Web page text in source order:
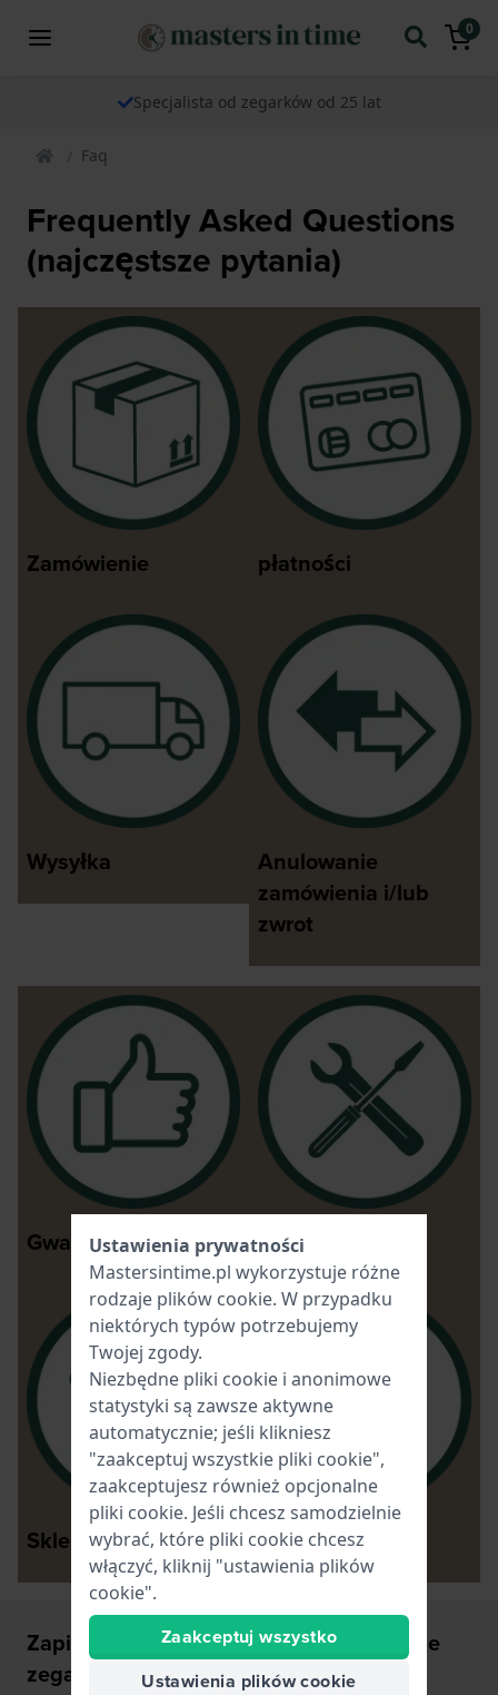
0
Specjalista od zegarków od 25 lat
Faq
Frequently Asked Questions
(najczęstsze pytania)
Zamówienie płatności
Wysyłka
Anulowanie
zamówienia i/lub
zwrot
Gwarancje Naprawy
Sklepy Informacje
Zapisz się i otrzymaj 5 % rabatu na swoje
zegarki!
Ustawienia prywatności
Mastersintime.pl wykorzystuje różne
rodzaje plików cookie. W przypadku
niektórych typów potrzebujemy
Twojej zgody.
Niezbędne pliki cookie i anonimowe
statystyki są zawsze aktywne
automatycznie; jeśli klikniesz
"zaakceptuj wszystkie pliki cookie",
zaakceptujesz również opcjonalne
pliki cookie. Jeśli chcesz samodzielnie
wybrać, które pliki cookie chcesz
włączyć, kliknij "ustawienia plików
cookie".
Zaakceptuj wszystko
Ustawienia plików cookie